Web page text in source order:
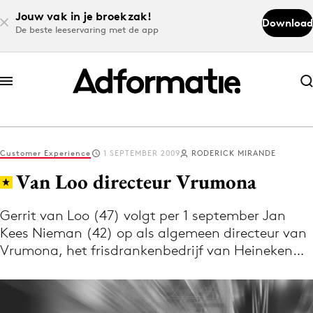
Jouw vak in je broekzak!
De beste leeservaring met de app
Download
Abonneer nu
Abonneer nu
Log in
Download de app
Volg het laatste nieuws via de Adformatie
Nieuws app
Customer Experience 1 SEPTEMBER 2009 RODERICK MIRANDE
Van Loo directeur Vrumona
Gerrit van Loo (47) volgt per 1 september Jan
Kees Nieman (42) op als algemeen directeur van
Vrumona, het frisdrankenbedrijf van Heineken…